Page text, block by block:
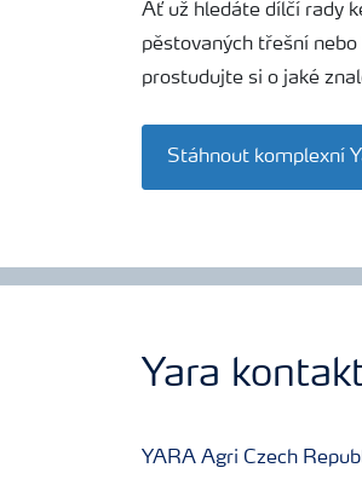
Kontakty
Ať už hledáte dílčí rady
pěstovaných třešní
prostudujte si o jaké
Stáhnout komplexní
Yara
YARA Agri Czech